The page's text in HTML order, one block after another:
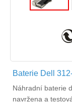
Baterie Dell
Náhradní baterie
navržena a